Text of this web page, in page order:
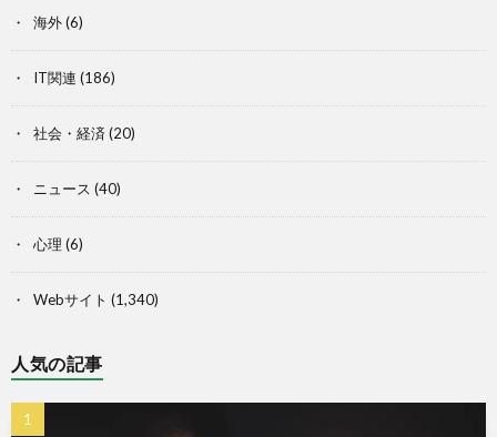
海外(6)
IT関連 (186)
社会・経済 (20)
ニュース (40)
心理 (6)
Webサイト (1,340)
人気の記事